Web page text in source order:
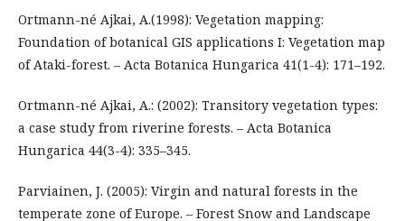
Ortmann-né Ajkai, A.(1998): Vegetation mapping:
Foundation of botanical GIS applications I: Vegetation map
of Ataki-forest. – Acta Botanica Hungarica 41(1-4): 171–192.
Ortmann-né Ajkai, A.: (2002): Transitory vegetation types:
a case study from riverine forests. – Acta Botanica
Hungarica 44(3-4): 335–345.
Parviainen, J. (2005): Virgin and natural forests in the
temperate zone of Europe. – Forest Snow and Landscape